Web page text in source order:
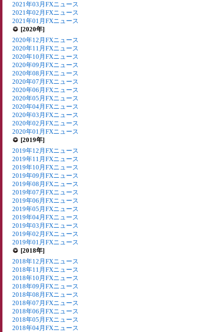
2021年03月FXニュース
2021年02月FXニュース
2021年01月FXニュース
[2020年]
2020年12月FXニュース
2020年11月FXニュース
2020年10月FXニュース
2020年09月FXニュース
2020年08月FXニュース
2020年07月FXニュース
2020年06月FXニュース
2020年05月FXニュース
2020年04月FXニュース
2020年03月FXニュース
2020年02月FXニュース
2020年01月FXニュース
[2019年]
2019年12月FXニュース
2019年11月FXニュース
2019年10月FXニュース
2019年09月FXニュース
2019年08月FXニュース
2019年07月FXニュース
2019年06月FXニュース
2019年05月FXニュース
2019年04月FXニュース
2019年03月FXニュース
2019年02月FXニュース
2019年01月FXニュース
[2018年]
2018年12月FXニュース
2018年11月FXニュース
2018年10月FXニュース
2018年09月FXニュース
2018年08月FXニュース
2018年07月FXニュース
2018年06月FXニュース
2018年05月FXニュース
2018年04月FXニュース